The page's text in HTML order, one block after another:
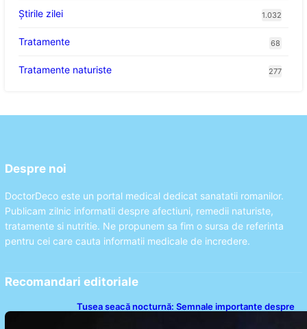
Știrile zilei 1.032
Tratamente 68
Tratamente naturiste 277
Despre noi
DoctorDeco este un portal medical dedicat sanatatii romanilor.
Publicam zilnic informatii despre afectiuni, remedii naturiste,
tratamente si nutritie. Ne propunem sa fim o sursa de referinta
pentru cei care cauta informatii medicale de incredere.
Recomandari editoriale
Tusea seacă nocturnă: Semnale importante despre